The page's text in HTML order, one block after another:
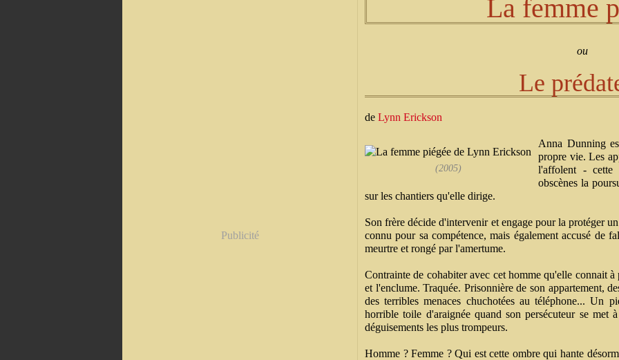
Publicité
La femme
ou
Le
de Lynn Erickson
(2005)
Anna Dunning
propre vie. Les
l'affolent - cette
obscènes la
sur les chantiers qu'elle dirige.
Son frère décide d'intervenir et engage pour la protéger
connu pour sa compétence, mais également accusé de
meurtre et rongé par l'amertume.
Contrainte de cohabiter avec cet homme qu'elle connait
et l'enclume. Traquée. Prisonnière de son appartement,
des terribles menaces chuchotées au téléphone... Un
horrible toile d'araignée quand son persécuteur se met
déguisements les plus trompeurs.
Homme ? Femme ? Qui est cette ombre qui hante